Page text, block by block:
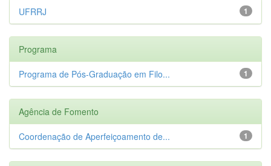
1
UFRRJ
Programa
1
Programa de Pós-Graduação em Filo...
Agência de Fomento
1
Coordenação de Aperfeiçoamento de...